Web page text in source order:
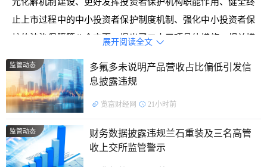
止上市过程中的中小投资者保护制度机制、强化中小投资者保
护的法治保障等八个方面，提出了二十三项具体措施。相关措
效保护中小投资者合法权益，有力提振市场信心。
《若干意见》作为落实中央政治局会议要求的重要成果，
举措，是资本市场投资者保护领域的一部综合性政策文件。下
一步，中国证监会将会同有关方面持续强化工作协同，推动
展开阅读全文 
监管动态
多氟多未说明产品营收占比偏低引发信
息披露违规
览富财经网 21小时前
监管动态
财务数据披露违规兰石重装及三名高管
收上交所监管警示